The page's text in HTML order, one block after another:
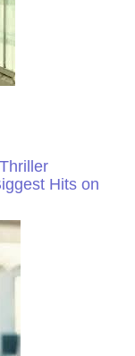
Hits on